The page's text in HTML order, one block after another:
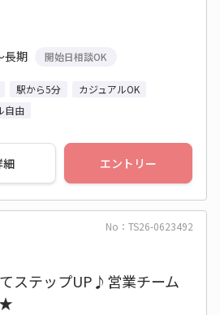
長期
開始日相談OK
駅から5分
カジュアルOK
自由
細 エントリー
No：TS26-0623492
ステップUP♪営業チーム
★